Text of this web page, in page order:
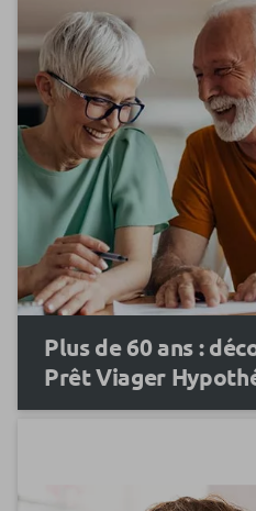
Plus de 60 ans :
Prêt Viager